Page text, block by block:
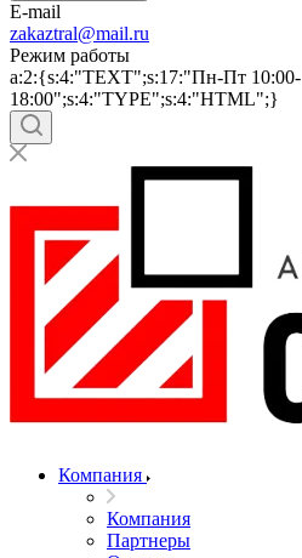
E-mail
zakaztral@mail.ru
Режим работы
a:2:{s:4:"TEXT";s:17:"Пн-Пт 10:00-
18:00";s:4:"TYPE";s:4:"HTML";}
Компания
Компания
Партнеры